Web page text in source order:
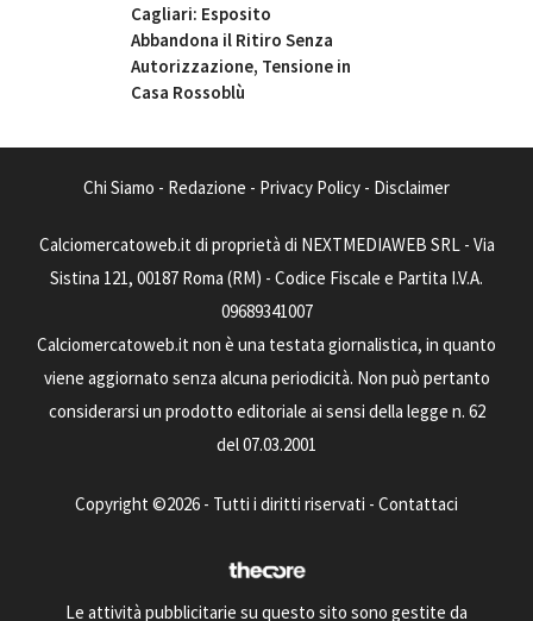
Cagliari: Esposito
Abbandona il Ritiro Senza
Autorizzazione, Tensione in
Casa Rossoblù
Chi Siamo - Redazione - Privacy Policy - Disclaimer
Calciomercatoweb.it di proprietà di NEXTMEDIAWEB SRL - Via
Sistina 121, 00187 Roma (RM) - Codice Fiscale e Partita I.V.A.
09689341007
Calciomercatoweb.it non è una testata giornalistica, in quanto
viene aggiornato senza alcuna periodicità. Non può pertanto
considerarsi un prodotto editoriale ai sensi della legge n. 62
del 07.03.2001
Copyright ©2026 - Tutti i diritti riservati - Contattaci
Le attività pubblicitarie su questo sito sono gestite da